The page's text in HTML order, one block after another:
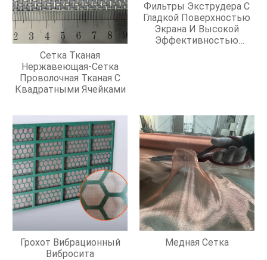
Сетка Тканая
Нержавеющая-Сетка
Проволочная Тканая С
Квадратными Ячейками
Фильтры Экструдера С
Гладкой Поверхностью
Экрана И Высокой
Эффективностью
Грохот Вибрационный
Вибросита
Медная Сетка